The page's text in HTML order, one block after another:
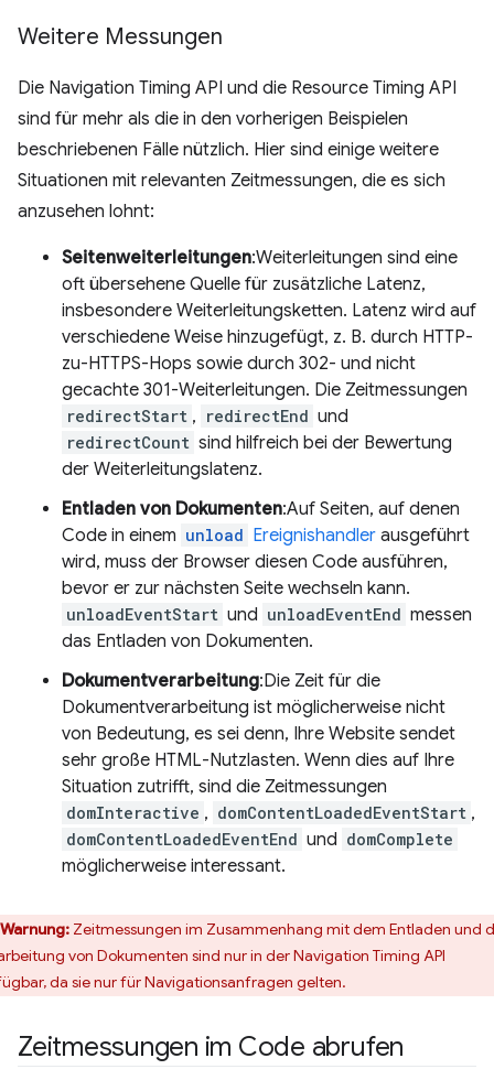
Weitere Messungen
Die Navigation Timing API und die Resource Timing API
sind für mehr als die in den vorherigen Beispielen
beschriebenen Fälle nützlich. Hier sind einige weitere
Situationen mit relevanten Zeitmessungen, die es sich
anzusehen lohnt:
Seitenweiterleitungen:Weiterleitungen sind eine
oft übersehene Quelle für zusätzliche Latenz,
insbesondere Weiterleitungsketten. Latenz wird auf
verschiedene Weise hinzugefügt, z. B. durch HTTP-
zu-HTTPS-Hops sowie durch 302- und nicht
gecachte 301-Weiterleitungen. Die Zeitmessungen
redirectStart , redirectEnd und
redirectCount sind hilfreich bei der Bewertung
der Weiterleitungslatenz.
Entladen von Dokumenten:Auf Seiten, auf denen
Code in einem unload Ereignishandler ausgeführt
wird, muss der Browser diesen Code ausführen,
bevor er zur nächsten Seite wechseln kann.
unloadEventStart und unloadEventEnd messen
das Entladen von Dokumenten.
Dokumentverarbeitung:Die Zeit für die
Dokumentverarbeitung ist möglicherweise nicht
von Bedeutung, es sei denn, Ihre Website sendet
sehr große HTML-Nutzlasten. Wenn dies auf Ihre
Situation zutrifft, sind die Zeitmessungen
domInteractive , domContentLoadedEventStart ,
domContentLoadedEventEnd und domComplete
möglicherweise interessant.
Warnung: Zeitmessungen im Zusammenhang mit dem Entladen und
von Dokumenten sind nur in der Navigation Timing API
da sie nur für Navigationsanfragen gelten.
Zeitmessungen im Code abrufen